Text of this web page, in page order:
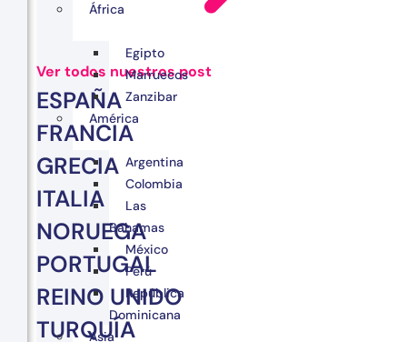
Ver todos nuestros post
ESPAÑA
FRANCIA
GRECIA
ITALIA
NORUEGA
PORTUGAL
REINO UNIDO
TURQUÍA
África
Egipto
Marruecos
Zanzibar
América
Argentina
Colombia
Las
Bahamas
México
Perú
República
Dominicana
Asia